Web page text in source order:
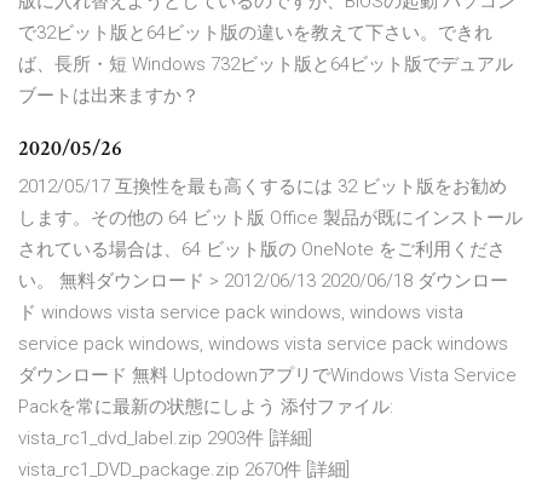
で32ビット版と64ビット版の違いを教えて下さい。できれ
ば、長所・短 Windows 732ビット版と64ビット版でデュアル
ブートは出来ますか？
2020/05/26
2012/05/17 互換性を最も高くするには 32 ビット版をお勧め
します。その他の 64 ビット版 Office 製品が既にインストール
されている場合は、64 ビット版の OneNote をご利用くださ
い。 無料ダウンロード > 2012/06/13 2020/06/18 ダウンロー
ド windows vista service pack windows, windows vista
service pack windows, windows vista service pack windows
ダウンロード 無料 UptodownアプリでWindows Vista Service
Packを常に最新の状態にしよう 添付ファイル:
vista_rc1_dvd_label.zip 2903件 [詳細]
vista_rc1_DVD_package.zip 2670件 [詳細]